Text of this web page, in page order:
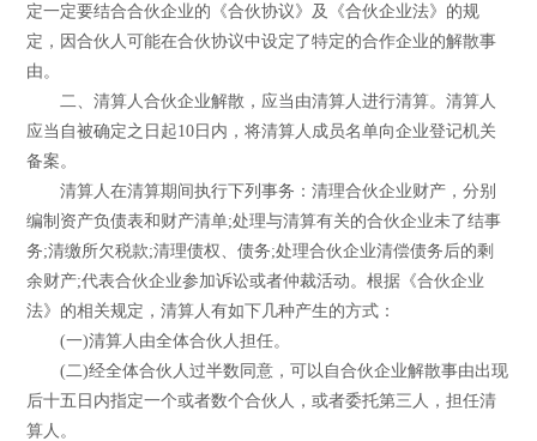
定一定要结合合伙企业的《合伙协议》及《合伙企业法》的规
定，因合伙人可能在合伙协议中设定了特定的合作企业的解散事
由。
二、清算人合伙企业解散，应当由清算人进行清算。清算人
应当自被确定之日起10日内，将清算人成员名单向企业登记机关
备案。
清算人在清算期间执行下列事务：清理合伙企业财产，分别
编制资产负债表和财产清单;处理与清算有关的合伙企业未了结事
务;清缴所欠税款;清理债权、债务;处理合伙企业清偿债务后的剩
余财产;代表合伙企业参加诉讼或者仲裁活动。根据《合伙企业
法》的相关规定，清算人有如下几种产生的方式：
(一)清算人由全体合伙人担任。
(二)经全体合伙人过半数同意，可以自合伙企业解散事由出现
后十五日内指定一个或者数个合伙人，或者委托第三人，担任清
算人。